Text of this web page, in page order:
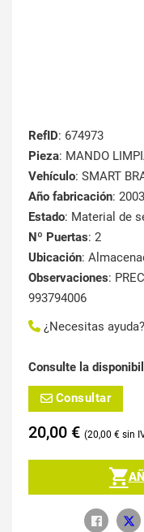
RefID: 674973
Pieza: MANDO
Vehículo: SMART
Año fabricación:
Estado: Material de
Nº Puertas: 2
Ubicación:
Observaciones:
993794006
¿Necesitas ayuda?
Consulte la
Consultar
20,00 € 20,00 €